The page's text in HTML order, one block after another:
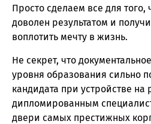
Просто сделаем все для того,
доволен результатом и
воплотить мечту в жизнь.
Не секрет, что
уровня образования сильно
кандидата при устройстве на
дипломированным
двери самых престижных